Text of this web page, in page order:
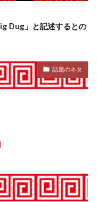
Dug」と記述するとの
話題のネタ